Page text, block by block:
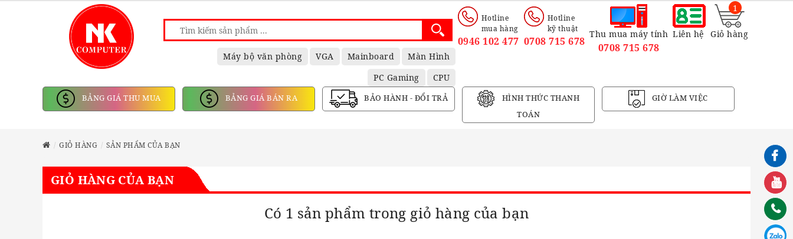
Máy bộ văn phòng VGA Mainboard
Màn Hình
PC Gaming
CPU
Hotline
mua hàng
0946 102 477
Hotline
kỹ thuật
0708 715 678
Thu mua máy tính
0708 715 678
Liên hệ Giỏ hàng
1
BẢNG GIÁ THU MUA BẢNG GIÁ BÁN RA BẢO HÀNH - ĐỔI TRẢ
HÌNH THỨC THANH
TOÁN
GIỜ LÀM VIỆC
GIỎ HÀNG SẢN PHẨM CỦA BẠN
GIỎ HÀNG CỦA BẠN
Có 1 sản phẩm trong giỏ hàng của bạn